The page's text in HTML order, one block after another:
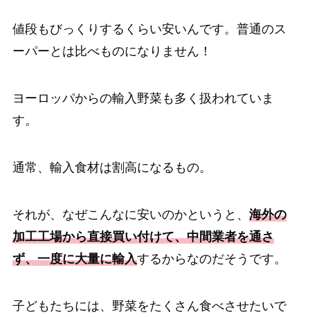
値段もびっくりするくらい安いんです。普通のス
ーパーとは比べものになりません！
ヨーロッパからの輸入野菜も多く扱われていま
す。
通常、輸入食材は割高になるもの。
それが、なぜこんなに安いのかというと、 海外の
加工工場から直接買い付けて、中間業者を通さ
ず、一度に大量に輸入するからなのだそうです。
子どもたちには、野菜をたくさん食べさせたいで